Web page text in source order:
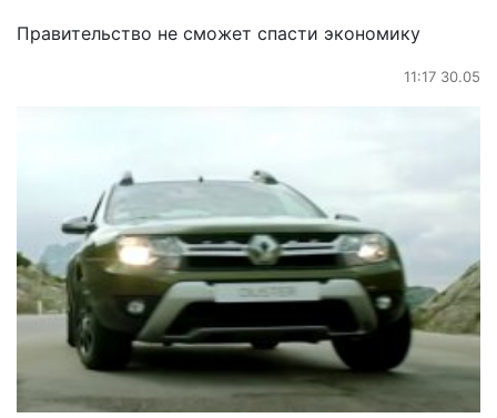
Правительство не сможет спасти экономику
11:17 30.05